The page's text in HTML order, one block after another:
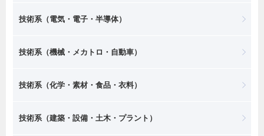
技術系（電気・電子・半導体）
技術系（機械・メカトロ・自動車）
技術系（化学・素材・食品・衣料）
技術系（建築・設備・土木・プラント）